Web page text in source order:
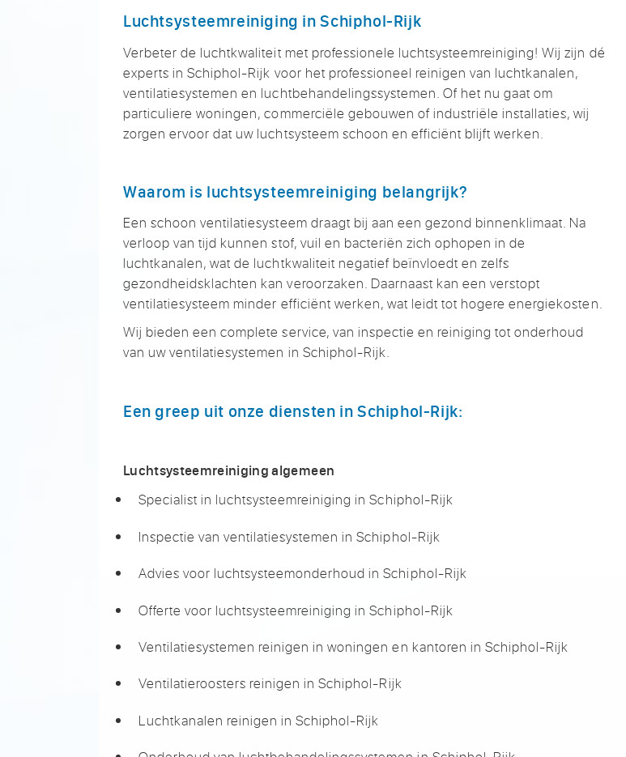
Luchtsysteemreiniging in Schiphol-Rijk
Verbeter de luchtkwaliteit met professionele luchtsysteemreiniging! Wij zijn dé
experts in Schiphol-Rijk voor het professioneel reinigen van luchtkanalen,
ventilatiesystemen en luchtbehandelingssystemen. Of het nu gaat om
particuliere woningen, commerciële gebouwen of industriële installaties, wij
zorgen ervoor dat uw luchtsysteem schoon en efficiënt blijft werken.
Waarom is luchtsysteemreiniging belangrijk?
Een schoon ventilatiesysteem draagt bij aan een gezond binnenklimaat. Na
verloop van tijd kunnen stof, vuil en bacteriën zich ophopen in de
luchtkanalen, wat de luchtkwaliteit negatief beïnvloedt en zelfs
gezondheidsklachten kan veroorzaken. Daarnaast kan een verstopt
ventilatiesysteem minder efficiënt werken, wat leidt tot hogere energiekosten.
Wij bieden een complete service, van inspectie en reiniging tot onderhoud
van uw ventilatiesystemen in Schiphol-Rijk.
Een greep uit onze diensten in Schiphol-Rijk:
Luchtsysteemreiniging algemeen
Specialist in luchtsysteemreiniging in Schiphol-Rijk
Inspectie van ventilatiesystemen in Schiphol-Rijk
Advies voor luchtsysteemonderhoud in Schiphol-Rijk
Offerte voor luchtsysteemreiniging in Schiphol-Rijk
Ventilatiesystemen reinigen in woningen en kantoren in Schiphol-Rijk
Ventilatieroosters reinigen in Schiphol-Rijk
Luchtkanalen reinigen in Schiphol-Rijk